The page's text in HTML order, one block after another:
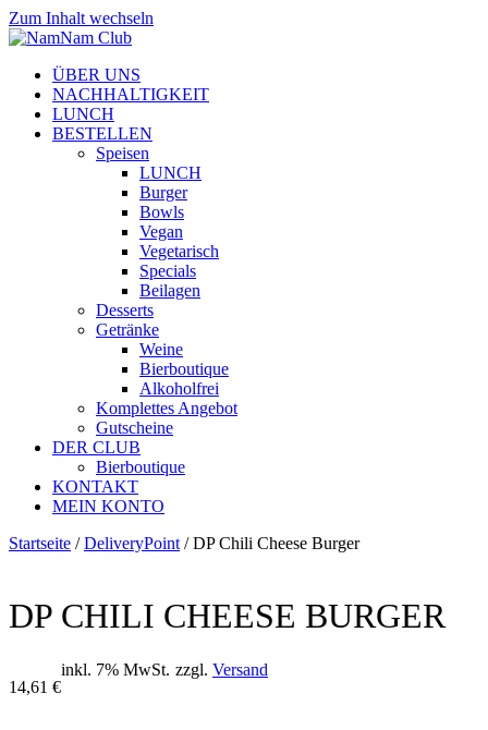
Zum Inhalt wechseln
ÜBER UNS
NACHHALTIGKEIT
LUNCH
BESTELLEN
Speisen
LUNCH
Burger
Bowls
Vegan
Vegetarisch
Specials
Beilagen
Desserts
Getränke
Weine
Bierboutique
Alkoholfrei
Komplettes Angebot
Gutscheine
DER CLUB
Bierboutique
KONTAKT
MEIN KONTO
Startseite /DeliveryPoint / DP Chili Cheese Burger
DP CHILI CHEESE BURGER
14,61 €
inkl. 7% MwSt. zzgl. Versand